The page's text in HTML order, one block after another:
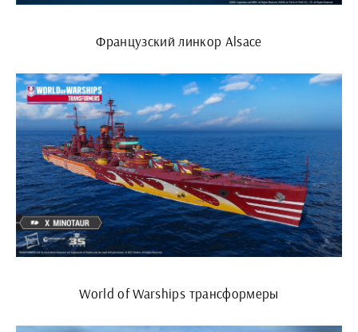
Французский линкор Alsace
World of Warships трансформеры